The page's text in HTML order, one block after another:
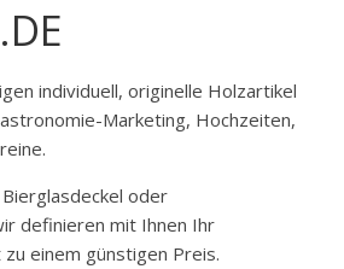
individuell, originelle Holzartikel
Marketing, Hochzeiten,
oder
definieren mit Ihnen Ihr
einem günstigen Preis.